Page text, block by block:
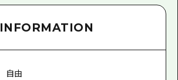
INFORMATION
自由